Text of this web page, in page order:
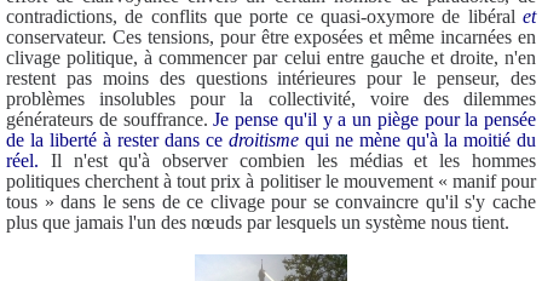
contradictions, de conflits que porte ce quasi-oxymore de libéral et
conservateur. Ces tensions, pour être exposées et même incarnées en
clivage politique, à commencer par celui entre gauche et droite, n'en
restent pas moins des questions intérieures pour le penseur, des
problèmes insolubles pour la collectivité, voire des dilemmes
générateurs de souffrance.Je pense qu'il y a un piège pour la pensée
de la liberté à rester dans ce droitisme qui ne mène qu'à la moitié du
réel. Il n'est qu'à observer combien les médias et les hommes
politiques cherchent à tout prix à politiser le mouvement « manif pour
tous » dans le sens de ce clivage pour se convaincre qu'il s'y cache
plus que jamais l'un des nœuds par lesquels un système nous tient.